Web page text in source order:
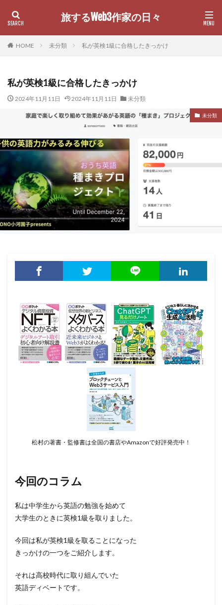
旅するWeb3作家の日々
HOME 未分類 私が英検1級に合格したきっかけ
私が英検1級に合格したきっかけ
2024年11月11日 2024年11月11日 未分類
未分類
松村の著書・監修書は全国の書店やAmazonで好評発売中！
今回のコラム
私は中学生から英語の勉強を始めて
大学生のときに英検1級を取りました。
今回は私が英検1級を取ることになった
きっかけの一つをご紹介します。
それは高校時代に取り組んでいた
英語ディベートです。
検索